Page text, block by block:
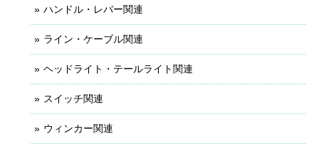
ハンドル・レバー関連
ライン・ケーブル関連
ヘッドライト・テールライト関連
スイッチ関連
ウィンカー関連